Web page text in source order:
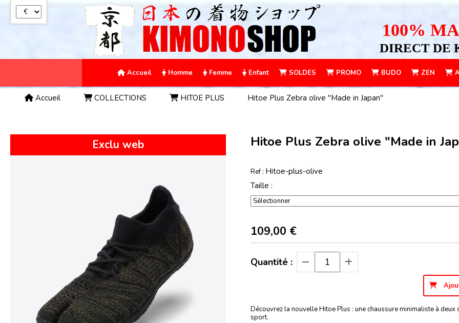
100%
DIRECT DE
Accueil Homme Femme Enfant SOLDES PROMO BUDO ZEN
Accueil COLLECTIONS HITOE PLUS Hitoe Plus Zebra olive "Made in Japan"
Exclu web Hitoe Plus Zebra olive "Made in
Ref : Hitoe-plus-olive
Taille :
109,00 €
Quantité :
Découvrez la nouvelle Hitoe Plus : une chaussure minimaliste à
sport.
Panneau de gestion des cookies